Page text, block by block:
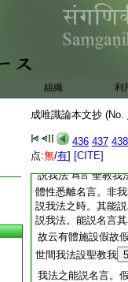
組織 利
成唯識論本文抄 (No.
436 437 438
点:無/有] [CITE]
故。以無依有。假
上有我法義。義依
總以別依總故。説
唯識義六卷私記 4
世間我法名無體隨
我法。妄執實我法
我法。此所説實我
言。依其名言假説
説我法 爲言 聖教我
體性悉離名言。非
説我法之時。其能
説我法。能説名言
故云有體施設假故
世間我法設聖教我 5
我法之能説名言。